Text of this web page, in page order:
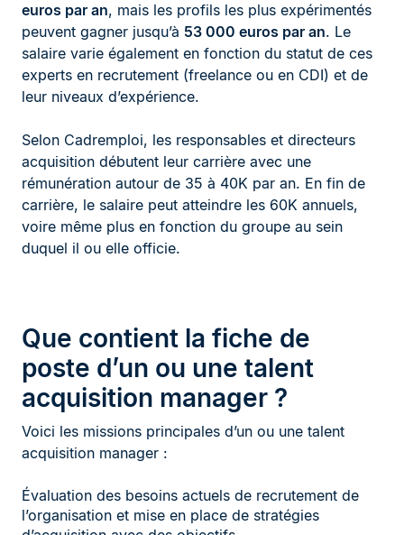
euros par an, mais les profils les plus expérimentés
peuvent gagner jusqu’à 53 000 euros par an. Le
salaire varie également en fonction du statut de ces
experts en recrutement (freelance ou en CDI) et de
leur niveaux d’expérience.
Selon Cadremploi, les responsables et directeurs
acquisition débutent leur carrière avec une
rémunération autour de 35 à 40K par an. En fin de
carrière, le salaire peut atteindre les 60K annuels,
voire même plus en fonction du groupe au sein
duquel il ou elle officie.
Que contient la fiche de
poste d’un ou une talent
acquisition manager ?
Voici les missions principales d’un ou une talent
acquisition manager :
Évaluation des besoins actuels de recrutement de
l’organisation et mise en place de stratégies